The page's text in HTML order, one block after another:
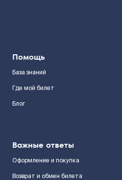
Помощь
База знаний
Где мой билет
Блог
Важные ответы
Оформление и покупка
Возврат и обмен билета